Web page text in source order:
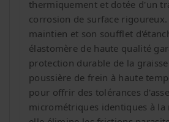
thermiquement et dotée d'un
corrosion de surface
maintien et son soufflet
élastomère de haute qualité
protection durable de la
poussière de frein à haute
pour offrir des tolérances
micrométriques identiques à la